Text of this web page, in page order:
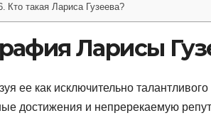
Кто такая Лариса Гузеева?
Ларисы
ее как исключительно
достижения и непререкаемую